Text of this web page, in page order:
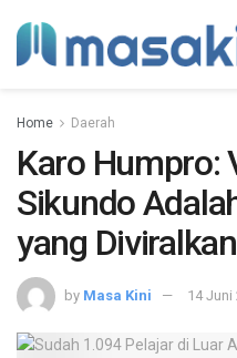
Home Daerah
Karo Humpro:
Sikundo
yang
by Masa Kini 14 Juni